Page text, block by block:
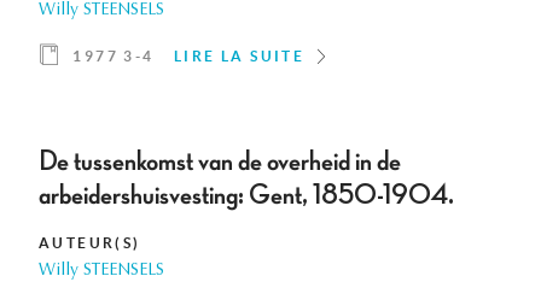
Willy STEENSELS
1977 3-4 LIRE LA SUITE
De tussenkomst van de overheid in de
arbeidershuisvesting: Gent, 1850-1904.
AUTEUR(S)
Willy STEENSELS